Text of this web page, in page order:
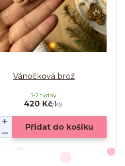
Vánočková brož
420 Kč/ks
1-2 týdny
Přidat do košíku